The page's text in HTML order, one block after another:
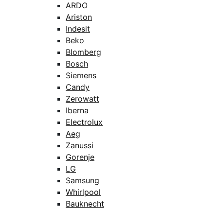
ARDO
Ariston
Indesit
Beko
Blomberg
Bosch
Siemens
Candy
Zerowatt
Iberna
Electrolux
Aeg
Zanussi
Gorenje
LG
Samsung
Whirlpool
Bauknecht